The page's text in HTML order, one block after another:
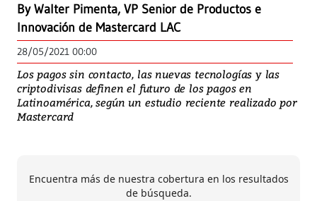
By Walter Pimenta, VP Senior de Productos e
Innovación de Mastercard LAC
28/05/2021 00:00
Los pagos sin contacto, las nuevas tecnologías y las
criptodivisas definen el futuro de los pagos en
Latinoamérica, según un estudio reciente realizado por
Mastercard
Encuentra más de nuestra cobertura en los resultados
de búsqueda.